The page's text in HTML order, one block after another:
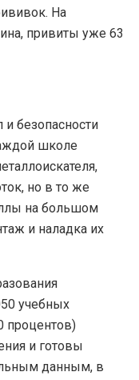
На
привиты уже 63
безопасности
школе
но в то же
на большом
и наладка их
учебных
процентов)
и готовы
данным, в